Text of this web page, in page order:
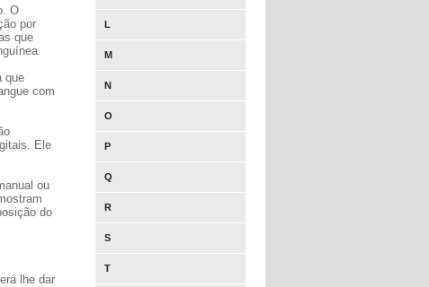
O
por
que
que
com
Ele
ou
do
lhe dar
L
M
N
O
P
Q
R
S
T